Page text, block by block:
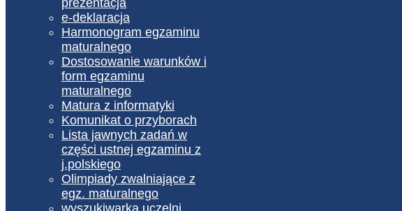
prezentacja
e-deklaracja
Harmonogram egzaminu
maturalnego
Dostosowanie warunków i
form egzaminu
maturalnego
Matura z informatyki
Komunikat o przyborach
Lista jawnych zadań w
części ustnej egzaminu z
j.polskiego
Olimpiady zwalniające z
egz. maturalnego